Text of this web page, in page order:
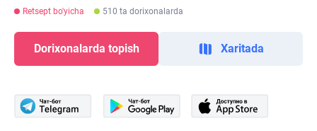
Retsept bo'yicha 510 ta dorixonalarda
Dorixonalarda topish Xaritada